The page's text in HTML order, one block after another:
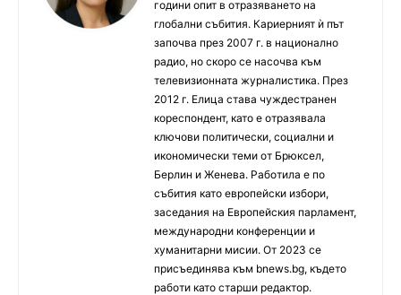
години опит в отразяването на
глобални събития. Кариерният ѝ път
започва през 2007 г. в национално
радио, но скоро се насочва към
телевизионната журналистика. През
2012 г. Елица става чуждестранен
кореспондент, като е отразявала
ключови политически, социални и
икономически теми от Брюксел,
Берлин и Женева. Работила е по
събития като европейски избори,
заседания на Европейския парламент,
международни конференции и
хуманитарни мисии. От 2023 се
присъединява към bnews.bg, където
работи като старши редактор.